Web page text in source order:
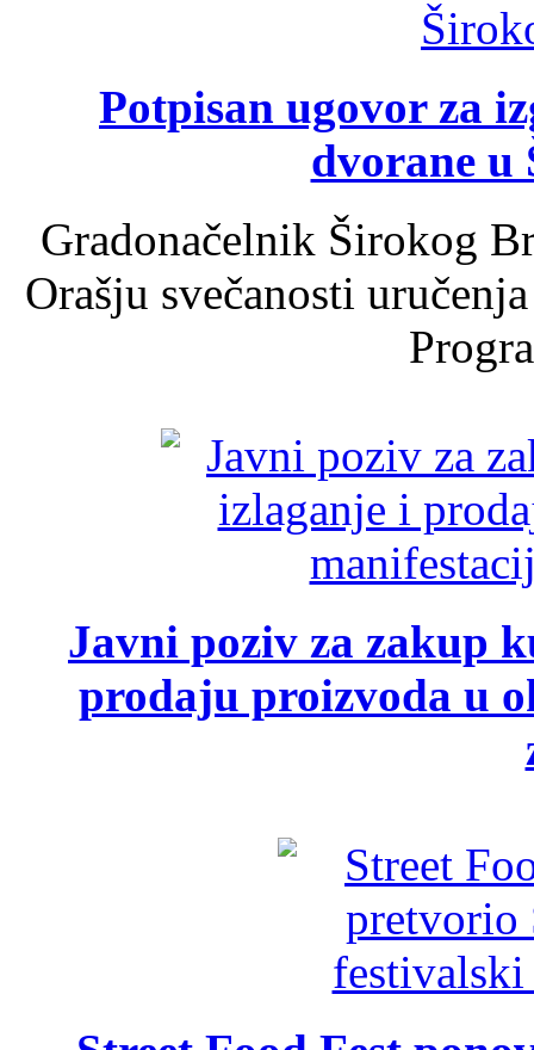
Potpisan ugovor za
dvorane u
Gradonačelnik Širokog
Orašju svečanosti
Javni poziv za zakup
prodaju proizvoda u